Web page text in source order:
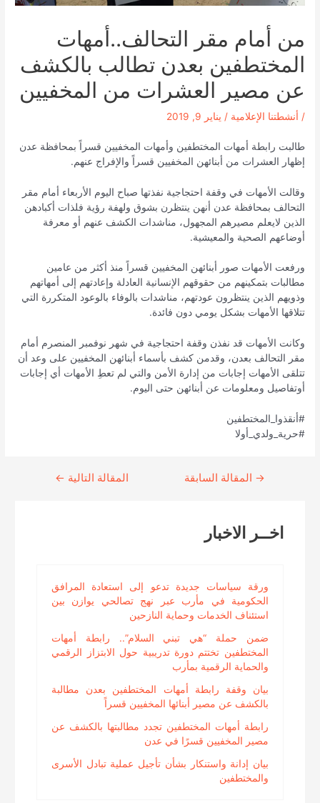
من أمام مقر التحالف..أمهات
المختطفين بعدن تطالب بالكشف
عن مصير العشرات من المخفيين
/ أنشطتنا الإعلامية / يناير 9, 2019
طالبت رابطة أمهات المختطفين وأمهات المخفيين قسراً بمحافظة عدن
إظهار العشرات من أبنائهن المخفيين قسراً والإفراج عنهم.
وقالت الأمهات في وقفة احتجاجية نفذتها صباح اليوم الأربعاء أمام مقر
التحالف بمحافظة عدن أنهن ينتظرن بشوق ولهفة رؤية فلذات أكبادهن
الذين لايعلم مصيرهم المجهول، مناشدات الكشف عنهم أو معرفة
أوضاعهم الصحية والمعيشية.
ورفعت الأمهات صور أبنائهن المخفيين قسراً منذ أكثر من عامين
مطالبات بتمكينهم من حقوقهم الإنسانية العادلة وإعادتهم إلى أمهاتهم
وذويهم الذين ينتظرون عودتهم، مناشدات بالوفاء بالوعود المتكررة التي
تتلاقها الأمهات بشكل يومي دون فائدة.
وكانت الأمهات قد نفذن وقفة احتجاجية في شهر نوفمبر المنصرم أمام
مقر التحالف بعدن، وقدمن كشف بأسماء أبنائهن المخفيين على وعد أن
تتلقى الأمهات إجابات من إدارة الأمن والتي لم تعطِ الأمهات أي إجابات
أوتفاصيل ومعلومات عن أبنائهن حتى اليوم.
#أنقذوا_المختطفين
#حرية_ولدي_أولا
Continue
→ المقالة السابقة المقالة التالية ←
اخــر الاخبار
ورقة سياسات جديدة تدعو إلى استعادة المرافق
الحكومية في مأرب عبر نهج تصالحي يوازن بين
استئناف الخدمات وحماية النازحين
ضمن حملة “هي تبني السلام”.. رابطة أمهات
المختطفين تختتم دورة تدريبية حول الابتزاز الرقمي
والحماية الرقمية بمأرب
بيان وقفة رابطة أمهات المختطفين بعدن مطالبة
بالكشف عن مصير أبنائها المخفيين قسراً
رابطة أمهات المختطفين تجدد مطالبتها بالكشف عن
مصير المخفيين قسرًا في عدن
بيان إدانة واستنكار بشأن تأجيل عملية تبادل الأسرى
والمختطفين